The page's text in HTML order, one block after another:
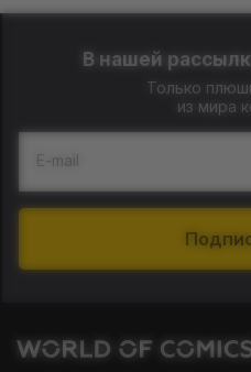
В нашей
Только
из мира
E-mail